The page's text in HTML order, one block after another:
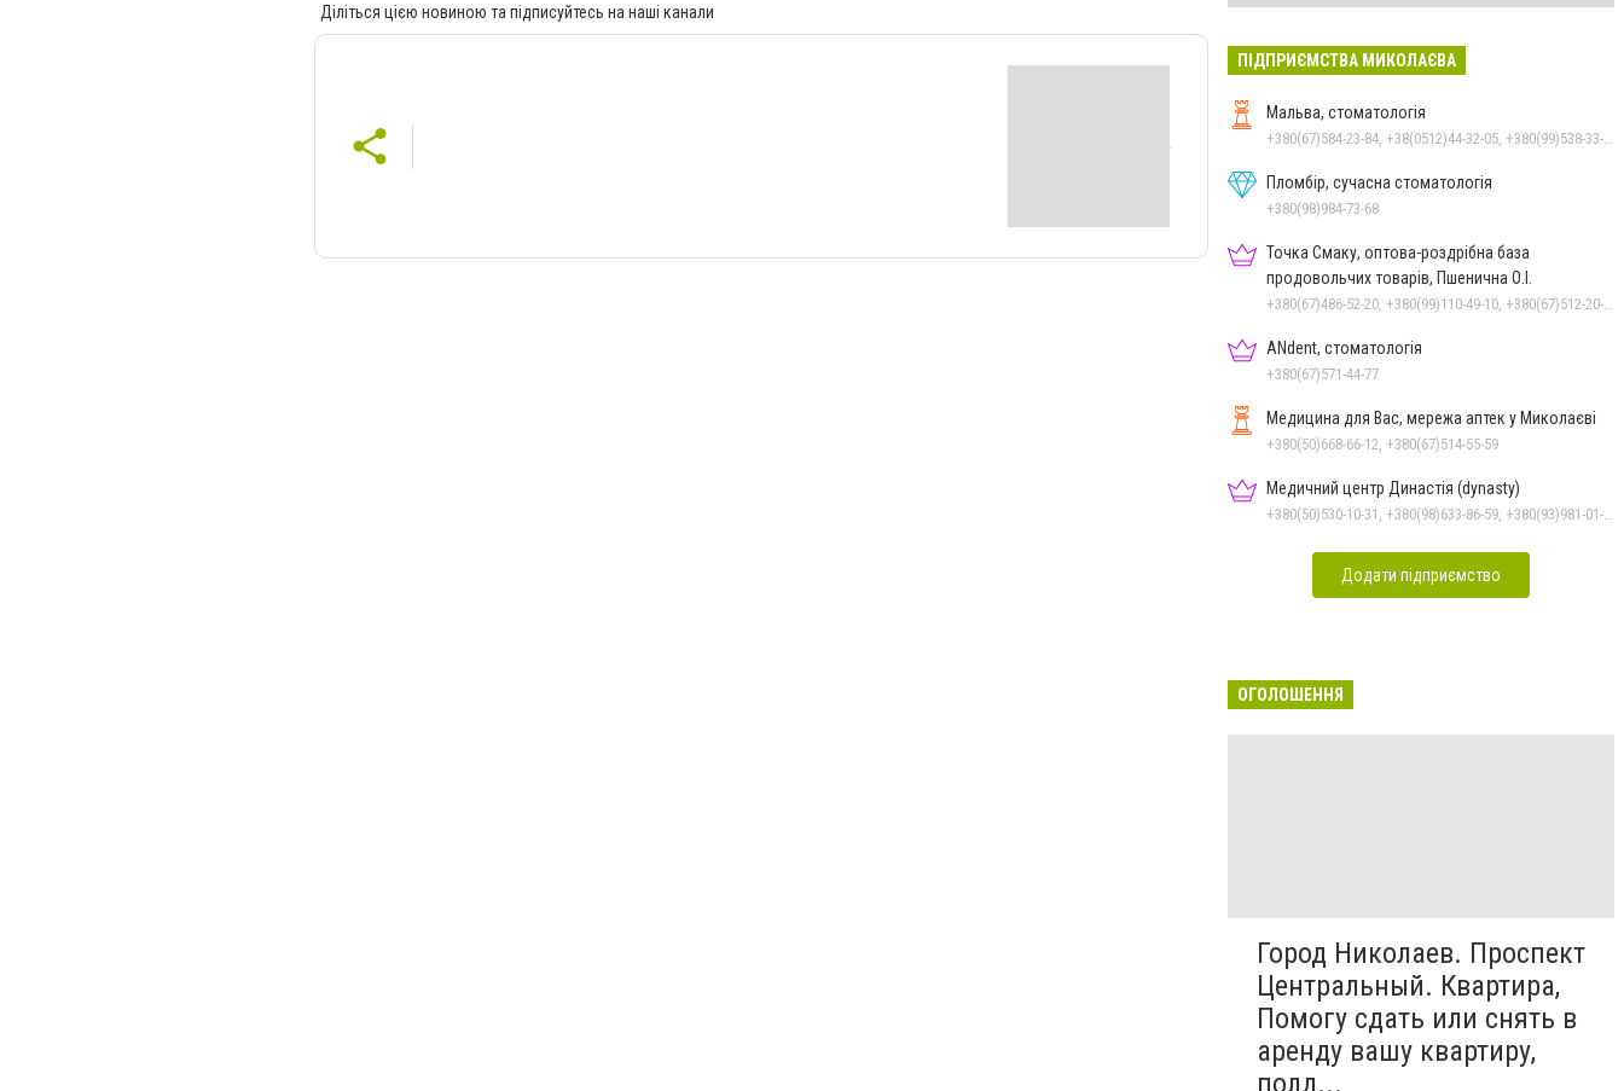
Діліться цією новиною та підписуйтесь на наші канали
ПІДПРИЄМСТВА МИКОЛАЄВА
Мальва, стоматологія
Пломбір, сучасна стоматологія
+380(98)984-73-68
Точка Смаку, оптова-роздрібна база
продовольчих товарів, Пшенична О.І.
ANdent, стоматологія
+380(67)571-44-77
Медицина для Вас, мережа аптек у Миколаєві
+380(50)668-66-12, +380(67)514-55-59
Медичний центр Династія (dynasty)
Додати підприємство
ОГОЛОШЕННЯ
Город Николаев. Проспект
Центральный. Квартира,
Помогу сдать или снять в
аренду вашу квартиру,
полд...